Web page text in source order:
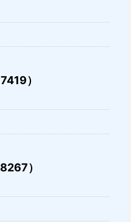
）
）